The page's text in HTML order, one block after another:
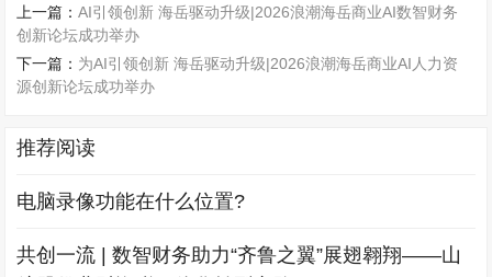
上一篇：AI引领创新 海岳驱动升级|2026浪潮海岳商业AI数智财务
创新论坛成功举办
下一篇： 为AI引领创新 海岳驱动升级|2026浪潮海岳商业AI人力资
源创新论坛成功举办
推荐阅读
电脑录像功能在什么位置?
共创一流 | 数智财务助力“齐鲁之翼”展翅翱翔——山